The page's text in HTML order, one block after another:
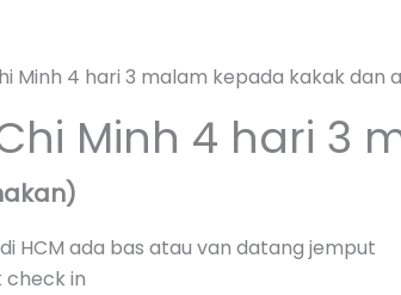
Minh 4 hari 3 malam kepada kakak dan
Minh 4 hari 3
HCM ada bas atau van datang jemput
check in